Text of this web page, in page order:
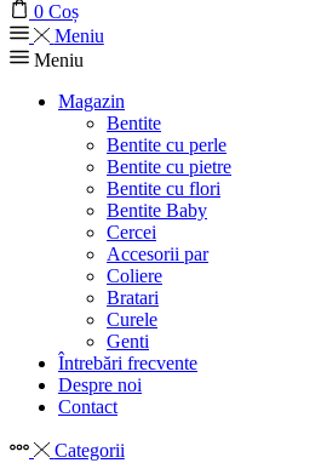
0 Coș
Meniu
Meniu
Magazin
Bentite
Bentite cu perle
Bentite cu pietre
Bentite cu flori
Bentite Baby
Cercei
Accesorii par
Coliere
Bratari
Curele
Genti
Întrebări frecvente
Despre noi
Contact
Categorii